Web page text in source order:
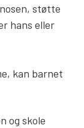
støtte
hans eller
kan barnet
og skole